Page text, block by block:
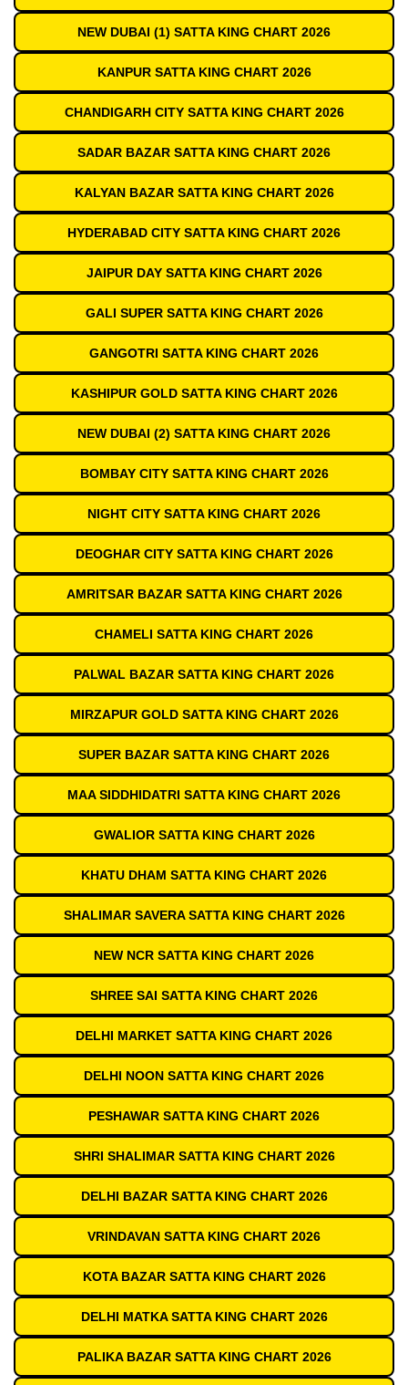
NEW DUBAI (1) SATTA KING CHART 2026
KANPUR SATTA KING CHART 2026
CHANDIGARH CITY SATTA KING CHART 2026
SADAR BAZAR SATTA KING CHART 2026
KALYAN BAZAR SATTA KING CHART 2026
HYDERABAD CITY SATTA KING CHART 2026
JAIPUR DAY SATTA KING CHART 2026
GALI SUPER SATTA KING CHART 2026
GANGOTRI SATTA KING CHART 2026
KASHIPUR GOLD SATTA KING CHART 2026
NEW DUBAI (2) SATTA KING CHART 2026
BOMBAY CITY SATTA KING CHART 2026
NIGHT CITY SATTA KING CHART 2026
DEOGHAR CITY SATTA KING CHART 2026
AMRITSAR BAZAR SATTA KING CHART 2026
CHAMELI SATTA KING CHART 2026
PALWAL BAZAR SATTA KING CHART 2026
MIRZAPUR GOLD SATTA KING CHART 2026
SUPER BAZAR SATTA KING CHART 2026
MAA SIDDHIDATRI SATTA KING CHART 2026
GWALIOR SATTA KING CHART 2026
KHATU DHAM SATTA KING CHART 2026
SHALIMAR SAVERA SATTA KING CHART 2026
NEW NCR SATTA KING CHART 2026
SHREE SAI SATTA KING CHART 2026
DELHI MARKET SATTA KING CHART 2026
DELHI NOON SATTA KING CHART 2026
PESHAWAR SATTA KING CHART 2026
SHRI SHALIMAR SATTA KING CHART 2026
DELHI BAZAR SATTA KING CHART 2026
VRINDAVAN SATTA KING CHART 2026
KOTA BAZAR SATTA KING CHART 2026
DELHI MATKA SATTA KING CHART 2026
PALIKA BAZAR SATTA KING CHART 2026